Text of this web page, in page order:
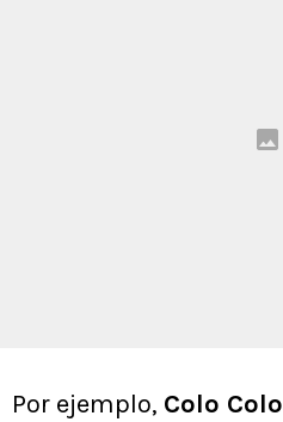
Por ejemplo, Colo Colo